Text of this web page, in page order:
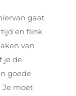
gaat
en flink
van
je de
goede
Je moet